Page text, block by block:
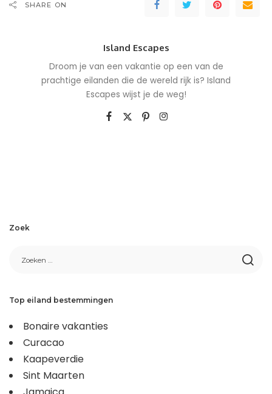
SHARE ON
Island Escapes
Droom je van een vakantie op een van de
prachtige eilanden die de wereld rijk is? Island
Escapes wijst je de weg!
Zoek
Top eiland bestemmingen
Bonaire vakanties
Curacao
Kaapeverdie
Sint Maarten